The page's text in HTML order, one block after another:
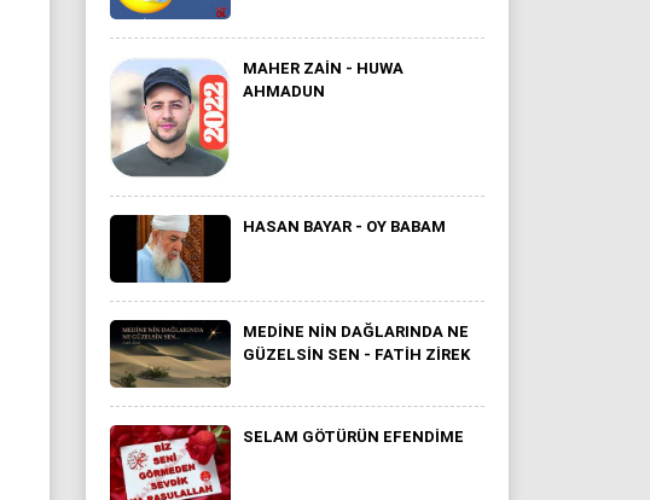
MAHER ZAIN - HUWA
AHMADUN
HASAN BAYAR - OY BABAM
MEDİNE NİN DAĞLARINDA NE
GÜZELSİN SEN - FATİH ZİREK
SELAM GÖTÜRÜN EFENDIME